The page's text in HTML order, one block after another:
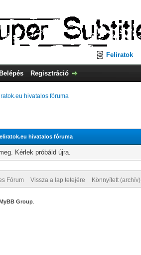
Feliratok
Belépés Regisztráció
hivatalos fóruma
hivatalos fóruma
Kérlek próbáld újra.
Fórum Vissza a lap tetejére Könnyített
Group